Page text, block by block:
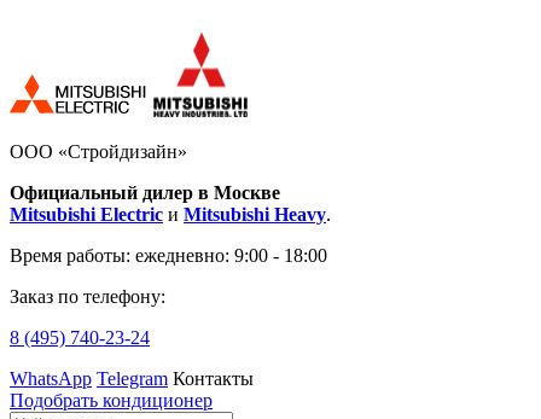
ООО «Стройдизайн»
Официальный дилер в Москве
Mitsubishi Electric и Mitsubishi Heavy.
Время работы: ежедневно: 9:00 - 18:00
Заказ по телефону:
8 (495) 740-23-24
WhatsApp Telegram Контакты
Подобрать кондиционер